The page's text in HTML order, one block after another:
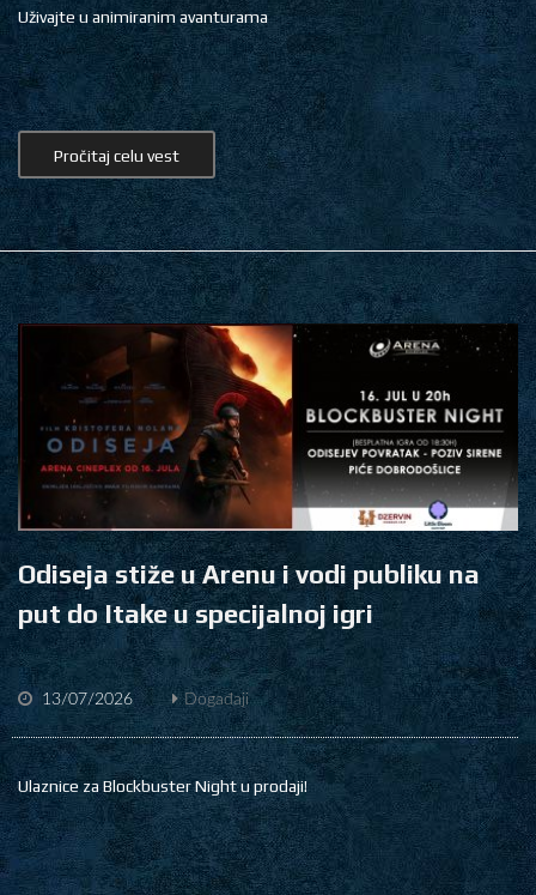
Uživajte u animiranim avanturama
Pročitaj celu vest
Odiseja stiže u Arenu i vodi publiku na
put do Itake u specijalnoj igri
13/07/2026 Događaji
Ulaznice za Blockbuster Night u prodaji!